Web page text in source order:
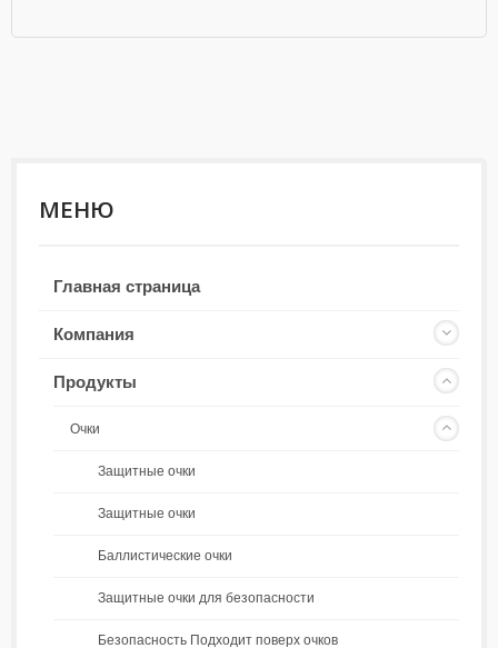
МЕНЮ
Главная страница
Компания
Продукты
Очки
Защитные очки
Защитные очки
Баллистические очки
Защитные очки для безопасности
Безопасность Подходит поверх очков